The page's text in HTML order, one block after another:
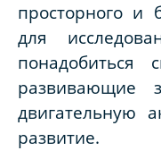
просторного и
для
понадобиться
развивающие
двигательную
развитие.